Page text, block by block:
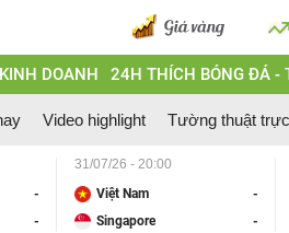
KINH DOANH 24H THÍCH BÓNG ĐÁ -
Video highlight Tường thuật
-
-
31/07/26 - 20:00
Việt Nam
-
Singapore
-